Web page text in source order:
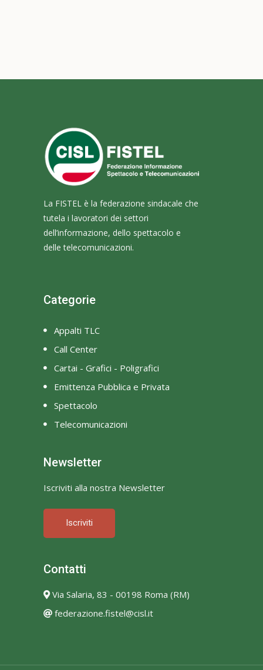
La FISTEL è la federazione sindacale che
tutela i lavoratori dei settori
dell’informazione, dello spettacolo e
delle telecomunicazioni.
Categorie
Appalti TLC
Call Center
Cartai - Grafici - Poligrafici
Emittenza Pubblica e Privata
Spettacolo
Telecomunicazioni
Newsletter
Iscriviti alla nostra Newsletter
Iscriviti
Contatti
Via Salaria, 83 - 00198 Roma (RM)
federazione.fistel@cisl.it